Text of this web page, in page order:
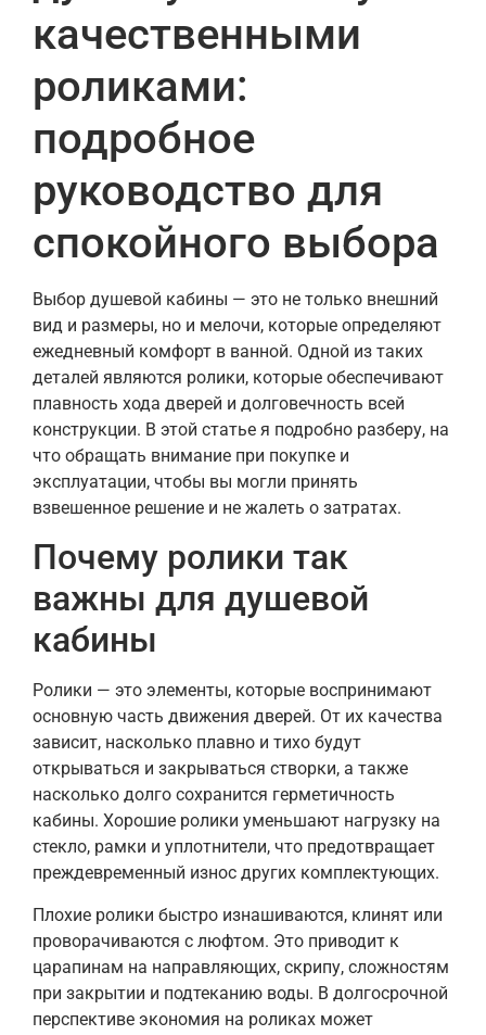
качественными
роликами:
подробное
руководство для
спокойного выбора
Выбор душевой кабины — это не только внешний
вид и размеры, но и мелочи, которые определяют
ежедневный комфорт в ванной. Одной из таких
деталей являются ролики, которые обеспечивают
плавность хода дверей и долговечность всей
конструкции. В этой статье я подробно разберу, на
что обращать внимание при покупке и
эксплуатации, чтобы вы могли принять
взвешенное решение и не жалеть о затратах.
Почему ролики так
важны для душевой
кабины
Ролики — это элементы, которые воспринимают
основную часть движения дверей. От их качества
зависит, насколько плавно и тихо будут
открываться и закрываться створки, а также
насколько долго сохранится герметичность
кабины. Хорошие ролики уменьшают нагрузку на
стекло, рамки и уплотнители, что предотвращает
преждевременный износ других комплектующих.
Плохие ролики быстро изнашиваются, клинят или
проворачиваются с люфтом. Это приводит к
царапинам на направляющих, скрипу, сложностям
при закрытии и подтеканию воды. В долгосрочной
перспективе экономия на роликах может